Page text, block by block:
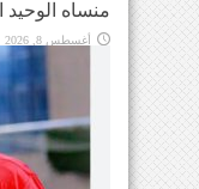
منساه
أغسطس 8, 2026